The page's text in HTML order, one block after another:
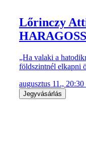
Lőrinczy
„Ha valaki a
földszintnél elkapni
augusztus 11.,
Jegyvásárlás